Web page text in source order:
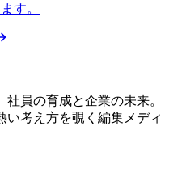
す。
社員の育成と企業の未来。
い考え方を覗く 編集メディ